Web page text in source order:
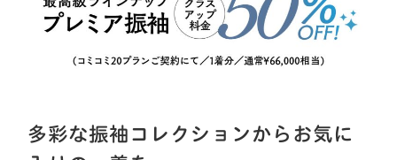
多彩な振袖コレクションからお気に